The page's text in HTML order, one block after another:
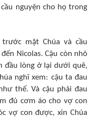
nguyện cho họ trong
mặt Chúa và cầu
Nicolas. Cậu còn nhỏ
đầu lòng ở lại dưới quê,
nghĩ xem: cậu ta đau
thế. Và cậu phải đau
đủ cơm áo cho vợ con
vợ con được, xin Chúa